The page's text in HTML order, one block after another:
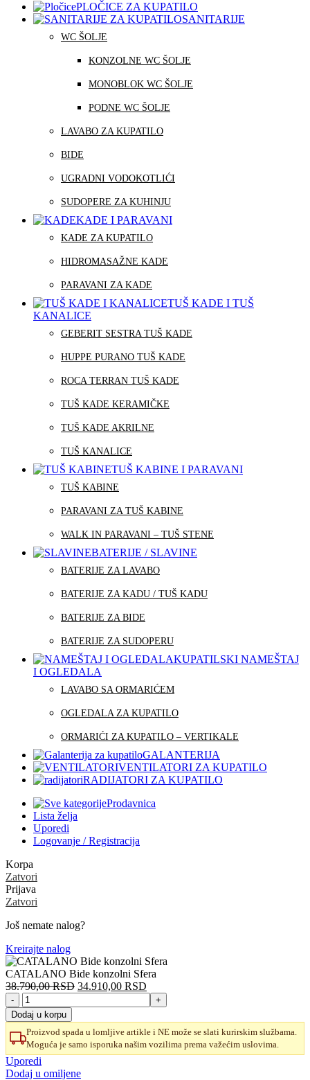
PLOČICE ZA KUPATILO
SANITARIJE
WC ŠOLJE
KONZOLNE WC ŠOLJE
MONOBLOK WC ŠOLJE
PODNE WC ŠOLJE
LAVABO ZA KUPATILO
BIDE
UGRADNI VODOKOTLIĆI
SUDOPERE ZA KUHINJU
KADE I PARAVANI
KADE ZA KUPATILO
HIDROMASAŽNE KADE
PARAVANI ZA KADE
TUŠ KADE I TUŠ
KANALICE
GEBERIT SESTRA TUŠ KADE
HUPPE PURANO TUŠ KADE
ROCA TERRAN TUŠ KADE
TUŠ KADE KERAMIČKE
TUŠ KADE AKRILNE
TUŠ KANALICE
TUŠ KABINE I PARAVANI
TUŠ KABINE
PARAVANI ZA TUŠ KABINE
WALK IN PARAVANI – TUŠ STENE
BATERIJE / SLAVINE
BATERIJE ZA LAVABO
BATERIJE ZA KADU / TUŠ KADU
BATERIJE ZA BIDE
BATERIJE ZA SUDOPERU
KUPATILSKI NAMEŠTAJ
I OGLEDALA
LAVABO SA ORMARIĆEM
OGLEDALA ZA KUPATILO
ORMARIĆI ZA KUPATILO – VERTIKALE
GALANTERIJA
VENTILATORI ZA KUPATILO
RADIJATORI ZA KUPATILO
Prodavnica
Lista želja
Uporedi
Logovanje / Registracija
Korpa
Zatvori
Prijava
Zatvori
Još nemate nalog?
Kreirajte nalog
CATALANO Bide konzolni Sfera
38.790,00RSD Originalna
je
bila:
38.790,00 RSD.
34.910,00 RSD
cena
je:
34.910,00 RSD.
CATALANO
Bide
konzolni
Sfera
količina
Dodaj u korpu
Proizvod spada u lomljive artikle i NE može se slati kurirskim službama.
Moguća je samo isporuka našim vozilima prema važećim uslovima.
Uporedi
Dodaj u omiljene